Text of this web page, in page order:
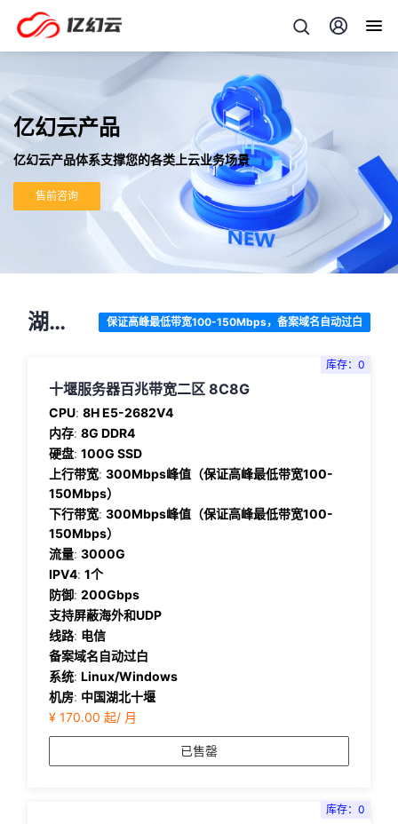
亿幻云产品
亿幻云产品体系支撑您的各类上云业务场景
售前咨询
湖北
器百
兆带
宽二
保证高峰最低带宽100-150Mbps，备案域名自动过白
库存：0
十堰服务器百兆带宽二区 8C8G
CPU: 8H E5-2682V4
内存: 8G DDR4
硬盘: 100G SSD
上行带宽: 300Mbps峰值（保证高峰最低带宽100-
150Mbps）
下行带宽: 300Mbps峰值（保证高峰最低带宽100-
150Mbps）
流量: 3000G
IPV4: 1个
防御: 200Gbps
支持屏蔽海外和UDP
线路: 电信
备案域名自动过白
系统: Linux/Windows
机房: 中国湖北十堰
¥ 170.00 起/ 月
已售罄
库存：0